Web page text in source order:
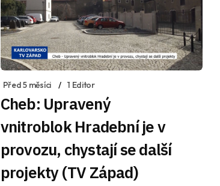
Před 5 měsíci 1 Editor
Cheb: Upravený
vnitroblok Hradební je v
provozu, chystají se další
projekty (TV Západ)